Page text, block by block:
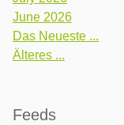
June 2026
Das Neueste ...
Älteres ...
Feeds